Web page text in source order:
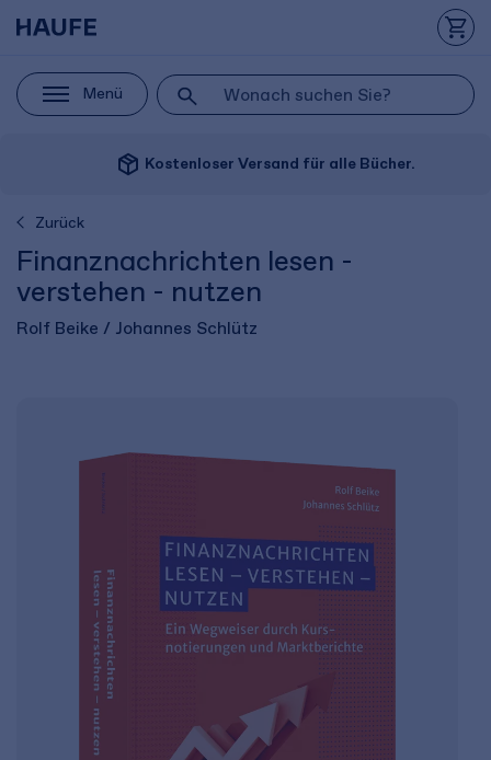
Menü
package_2 Kostenloser Versand für alle Bücher.
Zurück
Finanznachrichten lesen -
verstehen - nutzen
Rolf Beike / Johannes Schlütz